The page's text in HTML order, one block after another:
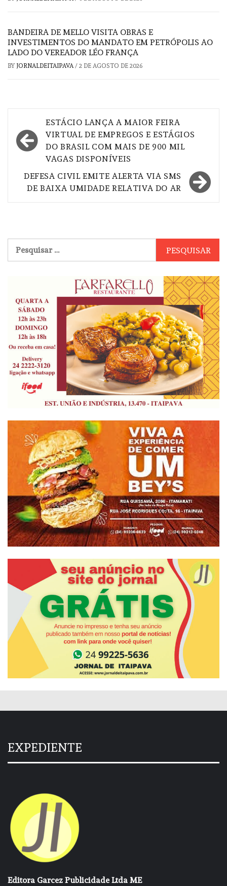
BANDEIRA DE MELLO VISITA OBRAS E
INVESTIMENTOS DO MANDATO EM PETRÓPOLIS AO
LADO DO VEREADOR LÉO FRANÇA
BY JORNALDEITAIPAVA / 2 DE AGOSTO DE 2026
Navegação
de
Post
ESTÁCIO LANÇA A MAIOR FEIRA
VIRTUAL DE EMPREGOS E ESTÁGIOS
DO BRASIL COM MAIS DE 900 MIL
VAGAS DISPONÍVEIS
DEFESA CIVIL EMITE ALERTA VIA SMS
DE BAIXA UMIDADE RELATIVA DO AR
por:
EXPEDIENTE
Editora Garcez Publicidade Ltda ME